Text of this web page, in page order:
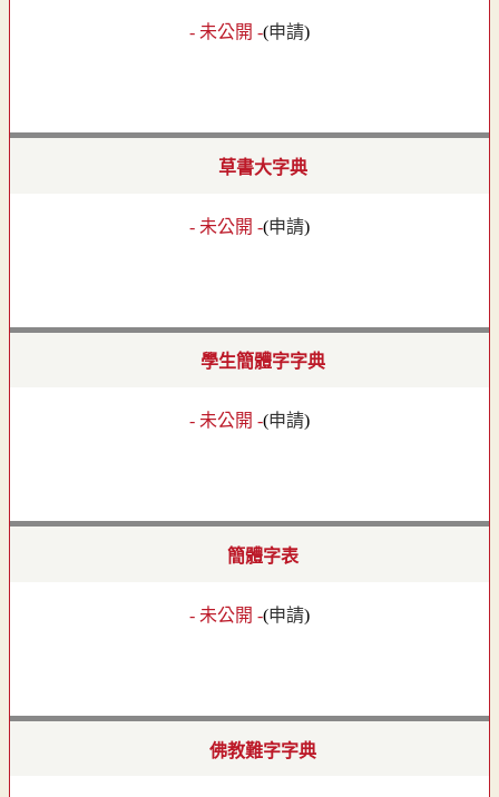
- 未公開 -(申請)
草書大字典
- 未公開 -(申請)
學生簡體字字典
- 未公開 -(申請)
簡體字表
- 未公開 -(申請)
佛教難字字典